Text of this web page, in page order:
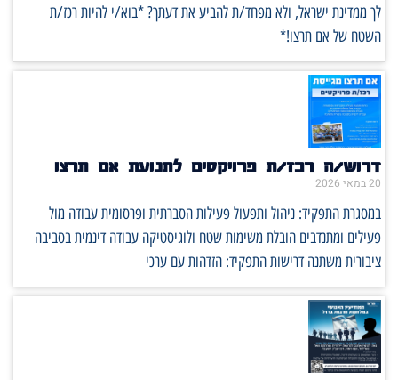
לך ממדינת ישראל, ולא מפחד/ת להביע את דעתך? *בוא/י להיות רכז/ת
השטח של אם תרצו!*
דרוש/ה רכז/ת פרויקטים לתנועת אם תרצו
20 במאי 2026
במסגרת התפקיד: ניהול ותפעול פעילות הסברתית ופרסומית עבודה מול
פעילים ומתנדבים הובלת משימות שטח ולוגיסטיקה עבודה דינמית בסביבה
ציבורית משתנה דרישות התפקיד: הזדהות עם ערכי